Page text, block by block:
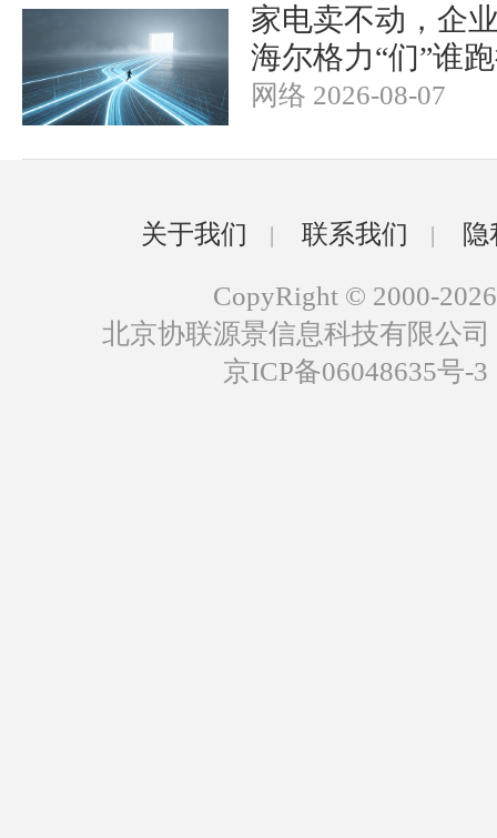
家电卖不动，企
海尔格力“们”谁
网络 2026-08-07
关于我们 | 联系我们 |
CopyRight © 2000-2026
北京协联源景信息科技有限公
京ICP备06048635号-3